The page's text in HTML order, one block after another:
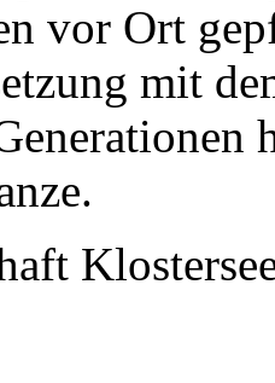
vor Ort
mit